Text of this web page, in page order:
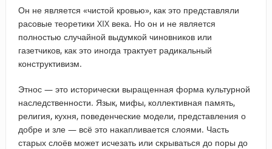
Он не является «чистой кровью», как это представляли
расовые теоретики XIX века. Но он и не является
полностью случайной выдумкой чиновников или
газетчиков, как это иногда трактует радикальный
конструктивизм.
Этнос — это исторически выращенная форма культурной
наследственности. Язык, мифы, коллективная память,
религия, кухня, поведенческие модели, представления о
добре и зле — всё это накапливается слоями. Часть
старых слоёв может исчезать или скрываться до поры до